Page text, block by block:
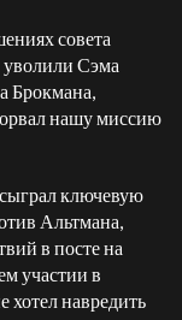
совета
уволили Сэма
Брокмана,
нашу миссию
ключевую
Альтмана,
в посте на
участии в
хотел навредить